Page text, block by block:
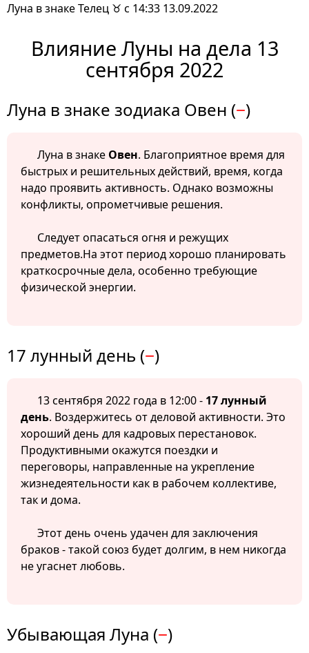
Луна в знаке Телец ♉ с 14:33 13.09.2022
Влияние Луны на дела 13
сентября 2022
Луна в знаке зодиака Овен (−)
Луна в знаке Овен. Благоприятное время для
быстрых и решительных действий, время, когда
надо проявить активность. Однако возможны
конфликты, опрометчивые решения.
Следует опасаться огня и режущих
предметов.На этот период хорошо планировать
краткосрочные дела, особенно требующие
физической энергии.
17 лунный день (−)
13 сентября 2022 года в 12:00 - 17 лунный
день. Воздержитесь от деловой активности. Это
хороший день для кадровых перестановок.
Продуктивными окажутся поездки и
переговоры, направленные на укрепление
жизнедеятельности как в рабочем коллективе,
так и дома.
Этот день очень удачен для заключения
браков - такой союз будет долгим, в нем никогда
не угаснет любовь.
Убывающая Луна (−)